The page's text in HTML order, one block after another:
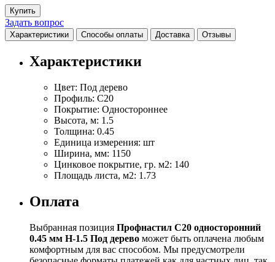
Купить
Задать вопрос
Характеристики Способы оплаты Доставка Отзывы
Характеристики
Цвет: Под дерево
Профиль: С20
Покрытие: Одностороннее
Высота, м: 1.5
Толщина: 0.45
Единица измерения: шт
Ширина, мм: 1150
Цинковое покрытие, гр. м2: 140
Площадь листа, м2: 1.73
Оплата
Выбранная позиция Профнастил С20 односторонний
0.45 мм H-1.5 Под дерево может быть оплачена любым
комфортным для вас способом. Мы предусмотрели